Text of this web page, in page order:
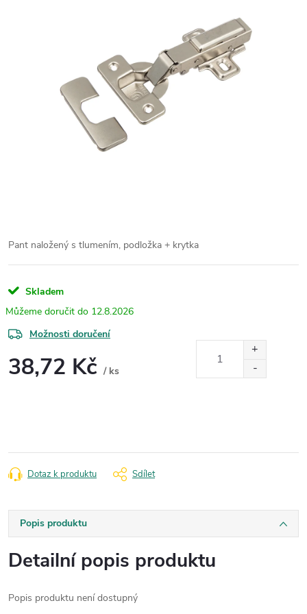
Pant naložený s tlumením, podložka + krytka
Skladem
12.8.2026
Možnosti doručení
38,72 Kč / ks
Dotaz k produktu Sdílet
Popis produktu
Detailní popis produktu
Popis produktu není dostupný